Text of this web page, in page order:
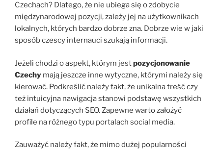
Czechach? Dlatego, że nie ubiega się o zdobycie
międzynarodowej pozycji, zależy jej na użytkownikach
lokalnych, których bardzo dobrze zna. Dobrze wie w jaki
sposób czescy internauci szukają informacji.
Jeżeli chodzi o aspekt, którym jestpozycjonowanie
Czechy mają jeszcze inne wytyczne, którymi należy się
kierować. Podkreślić należy fakt, że unikalna treść czy
też intuicyjna nawigacja stanowi podstawę wszystkich
działań dotyczących SEO. Zapewne warto założyć
profile na różnego typu portalach social media.
Zauważyć należy fakt, że mimo dużej popularności